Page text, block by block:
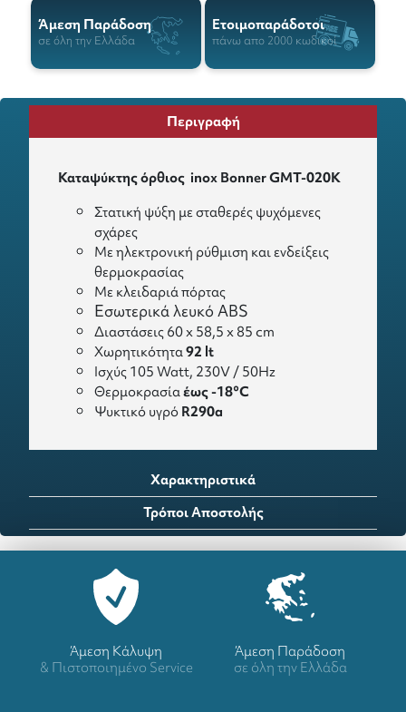
Άμεση Παράδοση
σε όλη την Ελλάδα
Ετοιμοπαράδοτοι
πάνω απο 2000 κωδικοί
Περιγραφή
Καταψύκτης όρθιος inox Bonner GMT-020K
Στατική ψύξη με σταθερές ψυχόμενες
σχάρες
Με ηλεκτρονική ρύθμιση και ενδείξεις
θερμοκρασίας
Με κλειδαριά πόρτας
Εσωτερικά λευκό ABS
Διαστάσεις 60 x 58,5 x 85 cm
Χωρητικότητα92 lt
Ισχύς 105 Watt, 230V / 50Hz
Θερμοκρασίαέως -18°C
Ψυκτικό υγρό R290a
Χαρακτηριστικά
Τρόποι Αποστολής
Άμεση Κάλυψη
& Πιστοποιημένο Service
Άμεση Παράδοση
σε όλη την Ελλάδα